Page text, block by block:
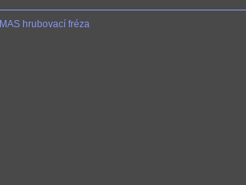
MAS hrubovací fréza